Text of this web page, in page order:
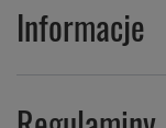
Informacje